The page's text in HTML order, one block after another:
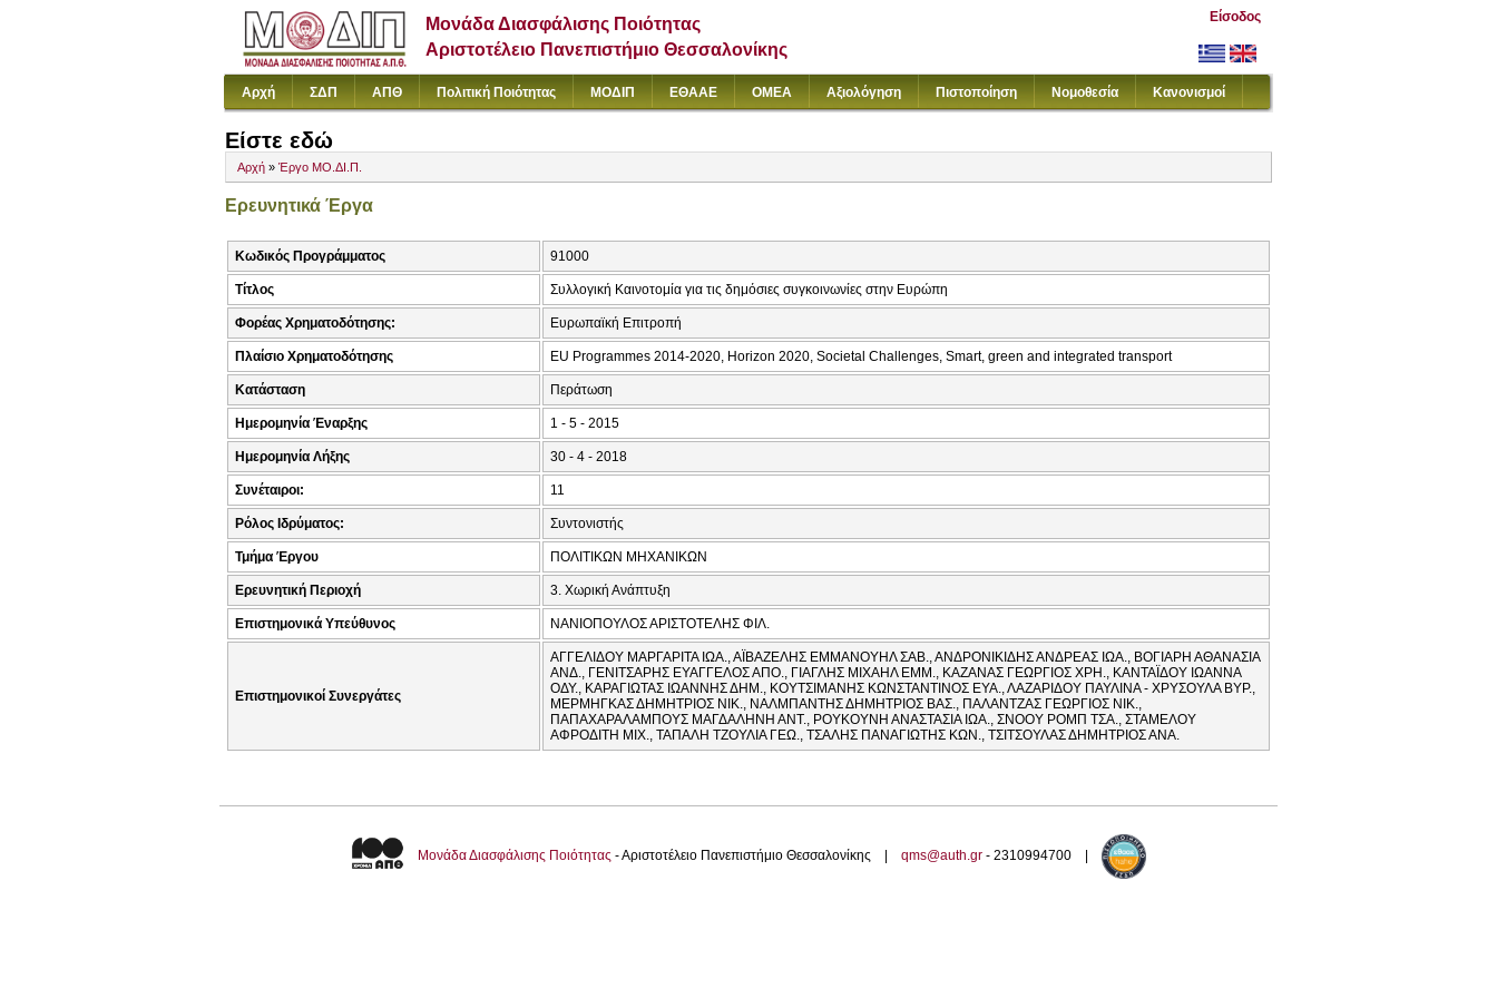
Μονάδα Διασφάλισης Ποιότητας
Αριστοτέλειο Πανεπιστήμιο Θεσσαλονίκης
Είσοδος
Αρχή ΣΔΠ ΑΠΘ Πολιτική Ποιότητας ΜΟΔΙΠ ΕΘΑΑΕ ΟΜΕΑ Αξιολόγηση Πιστοποίηση Νομοθεσία Κανονισμοί
Είστε εδώ
Αρχή » Έργο ΜΟ.ΔΙ.Π.
Ερευνητικά Έργα
Κωδικός Προγράμματος 91000
Τίτλος Συλλογική Καινοτομία για τις δημόσιες συγκοινωνίες στην Ευρώπη
Φορέας Χρηματοδότησης: Ευρωπαϊκή Επιτροπή
Πλαίσιο Χρηματοδότησης EU Programmes 2014-2020, Horizon 2020, Societal Challenges, Smart, green and integrated transport
Κατάσταση Περάτωση
Ημερομηνία Έναρξης 1 - 5 - 2015
Ημερομηνία Λήξης 30 - 4 - 2018
Συνέταιροι: 11
Ρόλος Ιδρύματος: Συντονιστής
Τμήμα Έργου ΠΟΛΙΤΙΚΩΝ ΜΗΧΑΝΙΚΩΝ
Ερευνητική Περιοχή 3. Χωρική Ανάπτυξη
Επιστημονικά Υπεύθυνος ΝΑΝΙΟΠΟΥΛΟΣ ΑΡΙΣΤΟΤΕΛΗΣ ΦΙΛ.
Επιστημονικοί Συνεργάτες
ΑΓΓΕΛΙΔΟΥ ΜΑΡΓΑΡΙΤΑ ΙΩΑ., ΑΪΒΑΖΕΛΗΣ ΕΜΜΑΝΟΥΗΛ ΣΑΒ., ΑΝΔΡΟΝΙΚΙΔΗΣ ΑΝΔΡΕΑΣ ΙΩΑ., ΒΟΓΙΑΡΗ ΑΘΑΝΑΣΙΑ
ΑΝΔ., ΓΕΝΙΤΣΑΡΗΣ ΕΥΑΓΓΕΛΟΣ ΑΠΟ., ΓΙΑΓΛΗΣ ΜΙΧΑΗΛ ΕΜΜ., ΚΑΖΑΝΑΣ ΓΕΩΡΓΙΟΣ ΧΡΗ., ΚΑΝΤΑΪΔΟΥ ΙΩΑΝΝΑ
ΟΔΥ., ΚΑΡΑΓΙΩΤΑΣ ΙΩΑΝΝΗΣ ΔΗΜ., ΚΟΥΤΣΙΜΑΝΗΣ ΚΩΝΣΤΑΝΤΙΝΟΣ ΕΥΑ., ΛΑΖΑΡΙΔΟΥ ΠΑΥΛΙΝΑ - ΧΡΥΣΟΥΛΑ ΒΥΡ.,
ΜΕΡΜΗΓΚΑΣ ΔΗΜΗΤΡΙΟΣ ΝΙΚ., ΝΑΛΜΠΑΝΤΗΣ ΔΗΜΗΤΡΙΟΣ ΒΑΣ., ΠΑΛΑΝΤΖΑΣ ΓΕΩΡΓΙΟΣ ΝΙΚ.,
ΠΑΠΑΧΑΡΑΛΑΜΠΟΥΣ ΜΑΓΔΑΛΗΝΗ ΑΝΤ., ΡΟΥΚΟΥΝΗ ΑΝΑΣΤΑΣΙΑ ΙΩΑ., ΣΝΟΟΥ ΡΟΜΠ ΤΣΑ., ΣΤΑΜΕΛΟΥ
ΑΦΡΟΔΙΤΗ ΜΙΧ., ΤΑΠΑΛΗ ΤΖΟΥΛΙΑ ΓΕΩ., ΤΣΑΛΗΣ ΠΑΝΑΓΙΩΤΗΣ ΚΩΝ., ΤΣΙΤΣΟΥΛΑΣ ΔΗΜΗΤΡΙΟΣ ΑΝΑ.
Μονάδα Διασφάλισης Ποιότητας - Αριστοτέλειο Πανεπιστήμιο Θεσσαλονίκης | qms@auth.gr - 2310994700 |